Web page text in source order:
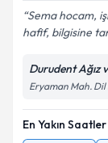
Sema hocam,
hafif, bilgisine
Durudent Ağız
Eryaman Mah. Dil
En Yakın Saatler